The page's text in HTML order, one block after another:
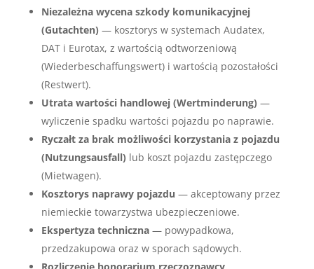
Niezależna wycena szkody komunikacyjnej
(Gutachten) — kosztorys w systemach Audatex,
DAT i Eurotax, z wartością odtworzeniową
(Wiederbeschaffungswert) i wartością pozostałości
(Restwert).
Utrata wartości handlowej (Wertminderung) —
wyliczenie spadku wartości pojazdu po naprawie.
Ryczałt za brak możliwości korzystania z pojazdu
(Nutzungsausfall) lub koszt pojazdu zastępczego
(Mietwagen).
Kosztorys naprawy pojazdu — akceptowany przez
niemieckie towarzystwa ubezpieczeniowe.
Ekspertyza techniczna— powypadkowa,
przedzakupowa oraz w sporach sądowych.